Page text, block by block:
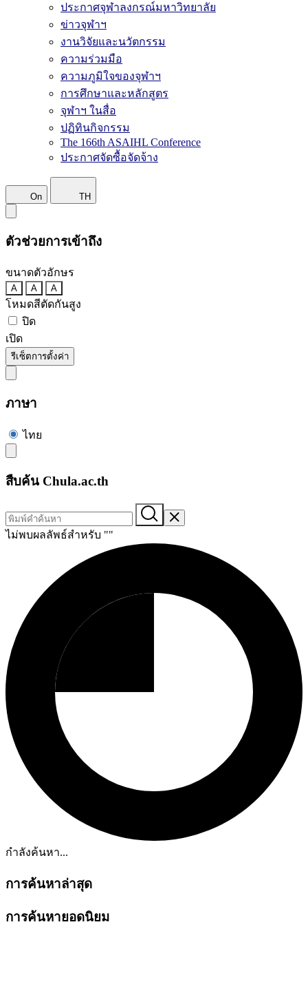
ประกาศจุฬาลงกรณ์มหาวิทยาลัย
ข่าวจุฬาฯ
งานวิจัยและนวัตกรรม
ความร่วมมือ
ความภูมิใจของจุฬาฯ
การศึกษาและหลักสูตร
จุฬาฯ ในสื่อ
ปฏิทินกิจกรรม
The 166th ASAIHL Conference
ประกาศจัดซื้อจัดจ้าง
On TH
ตัวช่วยการเข้าถึง
ขนาดตัวอักษร
A A A
โหมดสีตัดกันสูง
ปิด
เปิด
รีเซ็ตการตั้งค่า
ภาษา
ไทย
สืบค้น Chula.ac.th
ไม่พบผลลัพธ์สำหรับ ""
กำลังค้นหา...
การค้นหาล่าสุด
การค้นหายอดนิยม